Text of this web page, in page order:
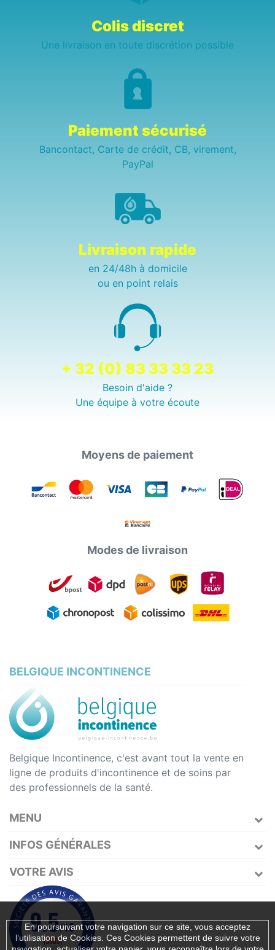
Colis discret
Une livraison en toute discrétion possible
Paiement sécurisé
Bancontact, Carte de crédit, CB, virement,
PayPal
Livraison rapide
en 24/48h à domicile
ou en point relais
+ 32 (0) 83 33 33 23
Besoin d'aide ?
Une équipe à votre écoute
Moyens de paiement
Modes de livraison
BELGIQUE INCONTINENCE
Belgique Incontinence, c'est avant tout la vente en
ligne de produits d'incontinence et de soins par
des professionnels de la santé.
MENU
INFOS GÉNÉRALES
En poursuivant votre navigation sur ce site, vous acceptez
l’utilisation de Cookies. Ces Cookies permettent de suivre votre
VOTRE AVIS